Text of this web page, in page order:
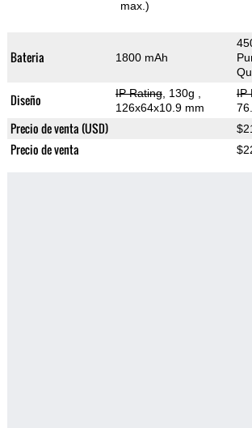
max.)
Bateria 1800 mAh
Diseño IP Rating, 130g
126x64x10.9 mm
IP
Precio de venta (USD)
Precio de venta